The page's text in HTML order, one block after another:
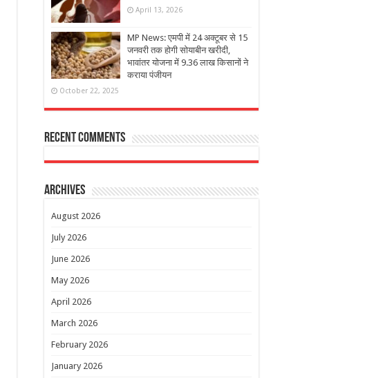
April 13, 2026
MP News: एमपी में 24 अक्टूबर से 15
जनवरी तक होगी सोयाबीन खरीदी,
भावांतर योजना में 9.36 लाख किसानों ने
कराया पंजीयन
October 22, 2025
Recent Comments
Archives
August 2026
July 2026
June 2026
May 2026
April 2026
March 2026
February 2026
January 2026